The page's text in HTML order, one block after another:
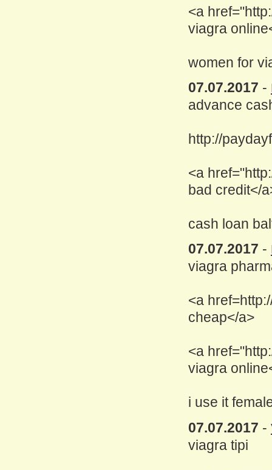
<a
viagra
women for
07.07.2017 -
advance
http://
<a
bad credit</
cash loan
07.07.2017 -
viagra
<a
cheap</a>
<a
viagra
i use it
07.07.2017 -
viagra tipi